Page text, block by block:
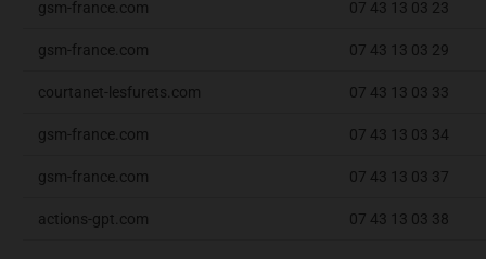
gsm-france.com 07 43 13 03 23
gsm-france.com 07 43 13 03 29
courtanet-lesfurets.com 07 43 13 03 33
gsm-france.com 07 43 13 03 34
gsm-france.com 07 43 13 03 37
actions-gpt.com 07 43 13 03 38